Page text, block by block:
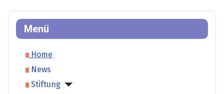
Menü
Home
News
Stiftung